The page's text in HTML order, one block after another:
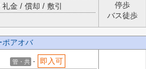
金 / 償却 / 敷引
停歩
バス徒歩
ポアオバ
管・共 - 即入可